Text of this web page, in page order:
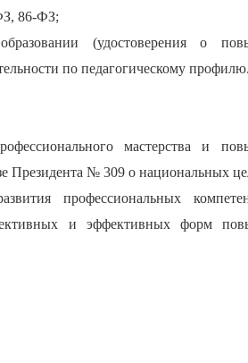
86-ФЗ;
(удостоверения о
по педагогическому профилю.
мастерства и
Президента № 309 о национальных
профессиональных
и эффективных форм